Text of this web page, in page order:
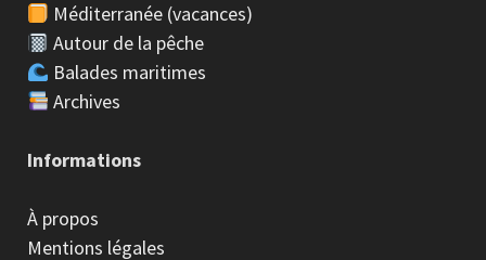
Méditerranée (vacances)
Autour de la pêche
Balades maritimes
Archives
Informations
À propos
Mentions légales